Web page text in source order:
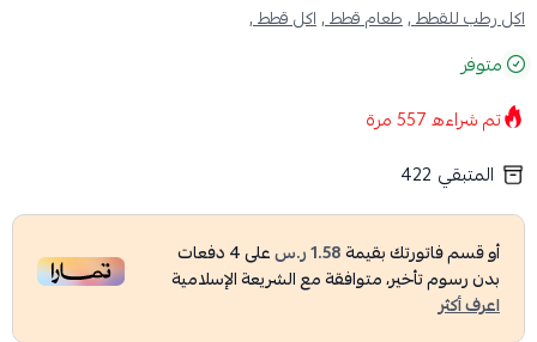
اكل رطب للقطط ,طعام قطط ,اكل قطط ,
متوفر
تم شراءه557مرة
المتبقي 422
أو قسم فاتورتك بقيمة1.58 ر.س على4دفعات
بدون رسوم تأخير، متوافقة مع الشريعة الإسلامية
اعرف أكثر